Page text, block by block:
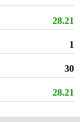
28.21
1
30
28.21